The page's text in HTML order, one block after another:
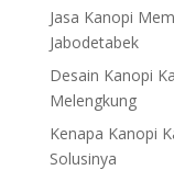
Jasa Kanopi
Jabodetabek
Desain Kanopi
Melengkung
Kenapa Kanopi
Solusinya